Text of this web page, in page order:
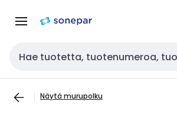
navigointiinsisältöön
Haku
Näytä murupolku